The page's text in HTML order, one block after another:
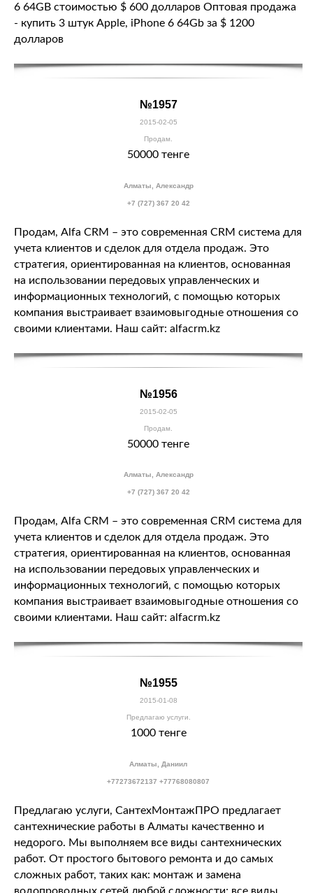
6 64GB стоимостью $ 600 долларов Оптовая продажа
- купить 3 штук Apple, iPhone 6 64Gb за $ 1200
долларов
№1957
2015-02-05
Продам.
50000 тенге
Алматы, Александр
+7 (727) 367 20 42
Продам, Alfa CRM – это современная CRM система для
учета клиентов и сделок для отдела продаж. Это
стратегия, ориентированная на клиентов, основанная
на использовании передовых управленческих и
информационных технологий, с помощью которых
компания выстраивает взаимовыгодные отношения со
своими клиентами. Наш сайт: alfacrm.kz
№1956
2015-02-05
Продам.
50000 тенге
Алматы, Александр
+7 (727) 367 20 42
Продам, Alfa CRM – это современная CRM система для
учета клиентов и сделок для отдела продаж. Это
стратегия, ориентированная на клиентов, основанная
на использовании передовых управленческих и
информационных технологий, с помощью которых
компания выстраивает взаимовыгодные отношения со
своими клиентами. Наш сайт: alfacrm.kz
№1955
2015-01-08
Предлагаю услуги.
1000 тенге
Алматы, Даниил
+77273672137 +77768080807
Предлагаю услуги, СантехМонтажПРО предлагает
сантехнические работы в Алматы качественно и
недорого. Мы выполняем все виды сантехнических
работ. От простого бытового ремонта и до самых
сложных работ, таких как: монтаж и замена
водопроводных сетей любой сложности; все виды